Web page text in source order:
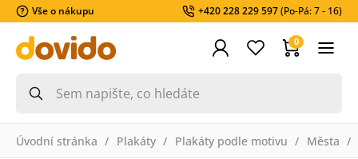
Vše o nákupu +420 228 229 597(Po-Pá: 7 - 16)
0
Úvodní stránka Plakáty Plakáty podle motivu Města